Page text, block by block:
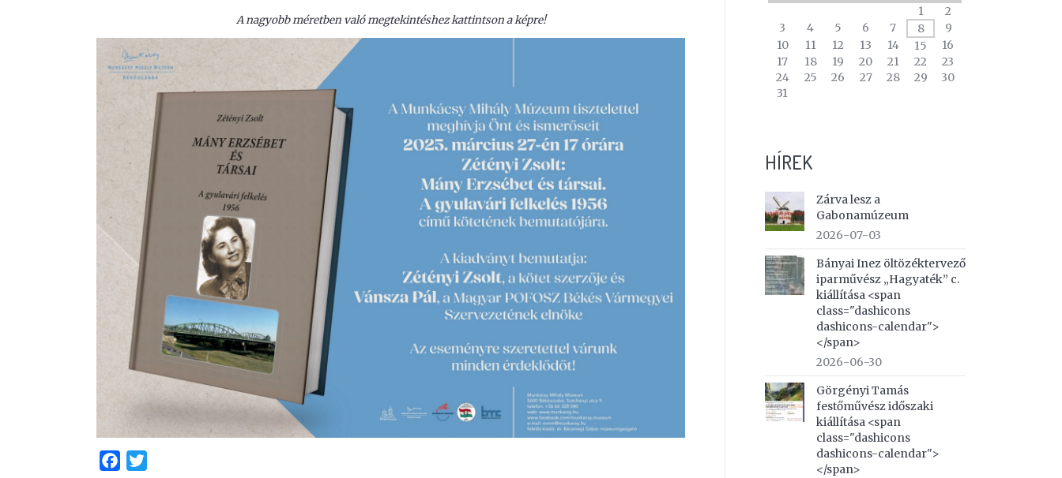
A nagyobb méretben való megtekintéshez kattintson a képre!
Facebook
calendar
of
events
1
2
3
4 5 6 7 8
9
10
11 12 13 14 15
16
17
18 19 20 21 22
23
24
25 26 27 28 29
30
31
HÍREK
Zárva lesz a
Gabonamúzeum
2026-07-03
Bányai Inez öltözéktervező
iparművész „Hagyaték” c.
kiállítása <span
class="dashicons
dashicons-calendar">
</span>
2026-06-30
Görgényi Tamás
festőművész időszaki
kiállítása <span
class="dashicons
dashicons-calendar">
</span>